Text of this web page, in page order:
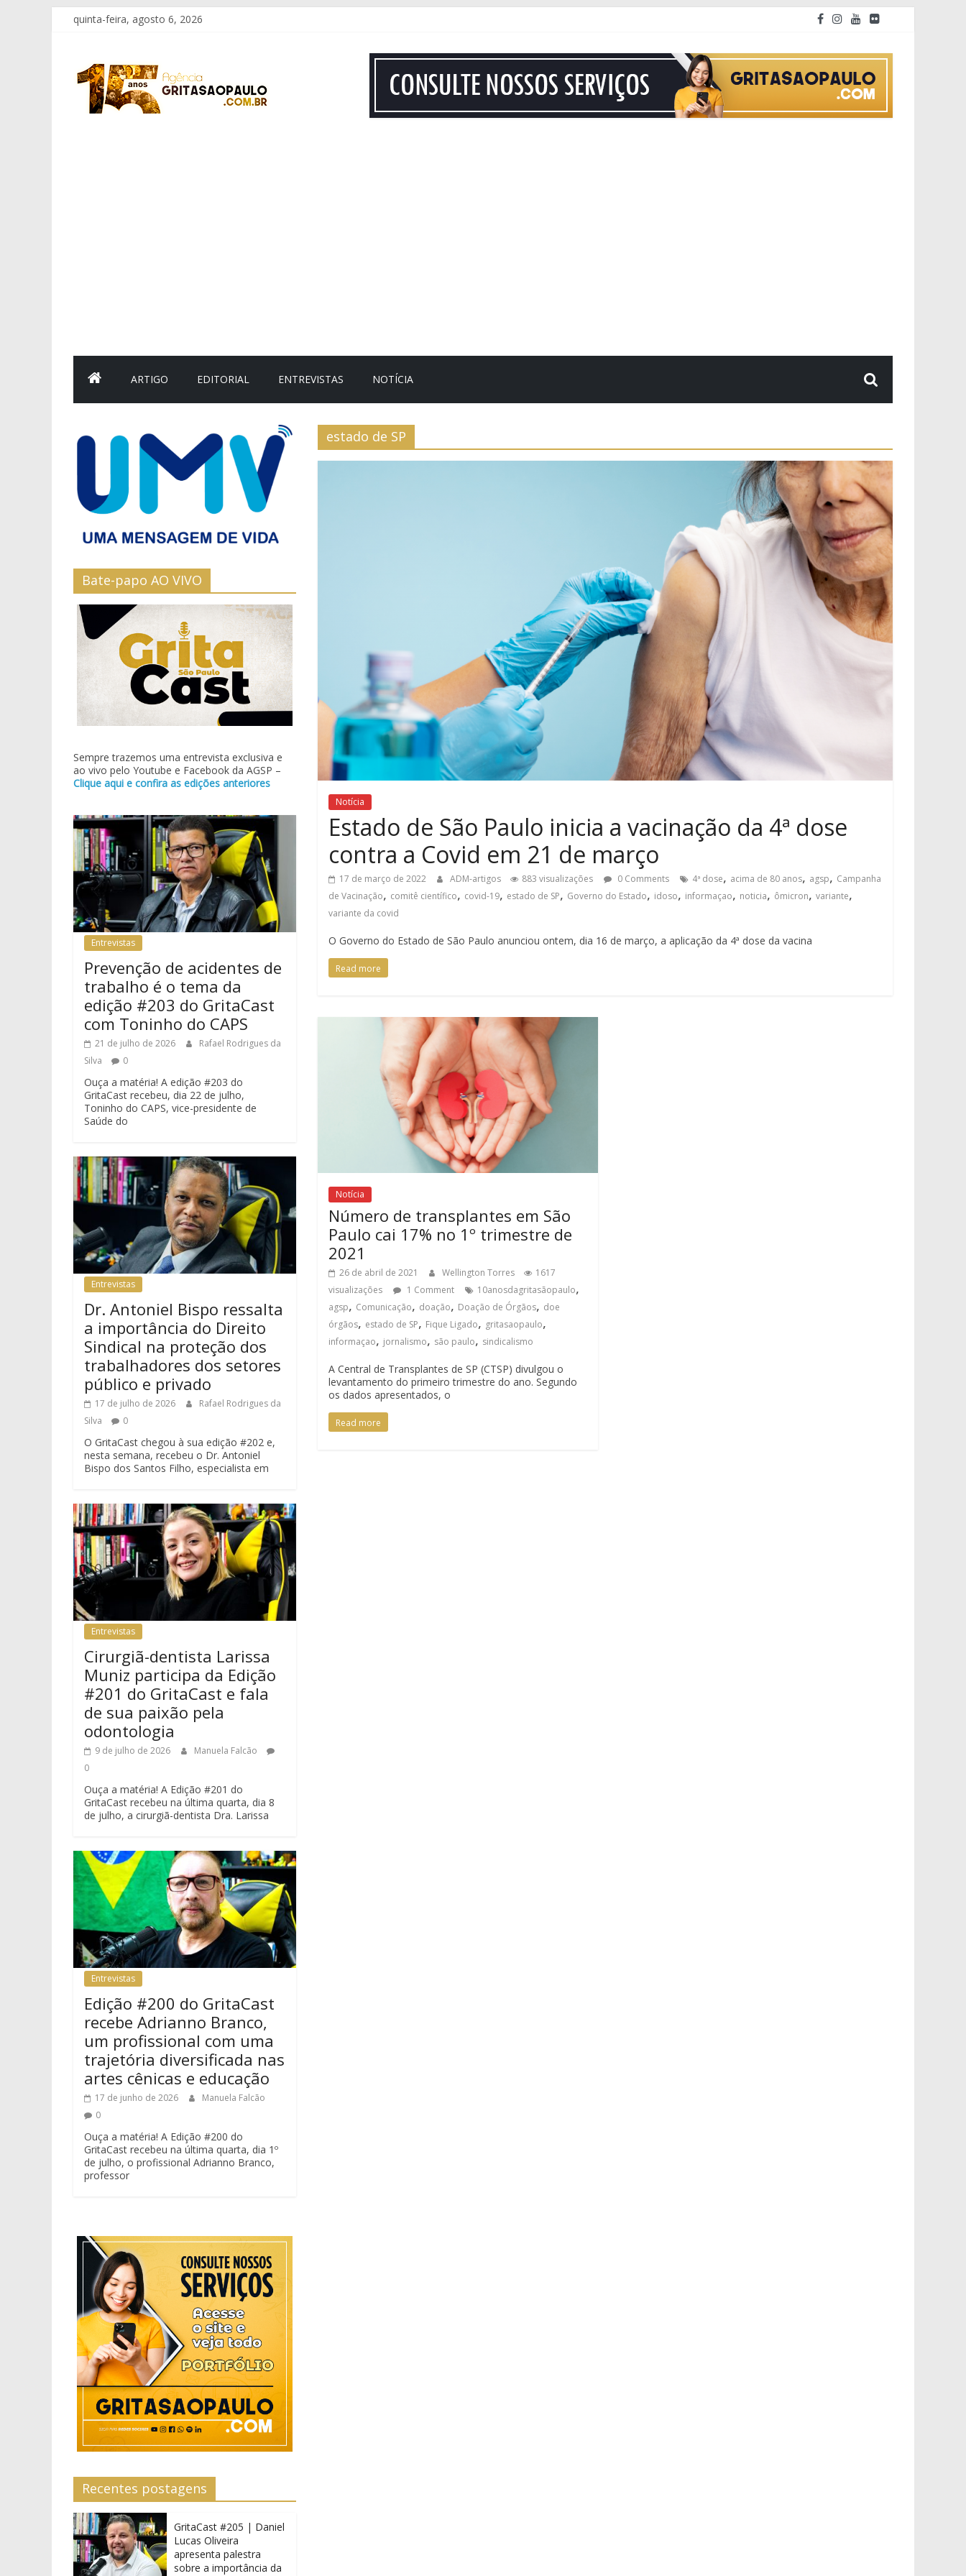
Pular
para
conteúdo
quinta-feira, agosto 6, 2026
Grita
São
ARTIGO EDITORIAL ENTREVISTAS NOTÍCIA
estado de SP
Notícia
Estado de São Paulo inicia a vacinação da 4ª dose
contra a Covid em 21 de março
17 de março de 2022 ADM-artigos 883 visualizações 0 Comments 4ª dose, acima de 80 anos, agsp, Campanha
de Vacinação, comitê científico, covid-19, estado de SP, Governo do Estado, idoso, informaçao, noticia, ômicron, variante,
variante da covid
O Governo do Estado de São Paulo anunciou ontem, dia 16 de março, a aplicação da 4ª dose da vacina
Read more
Notícia
Número de transplantes em São
Paulo cai 17% no 1º trimestre de
2021
26 de abril de 2021 Wellington Torres
1617
visualizações
1 Comment 10anosdagritasãopaulo,
agsp, Comunicação, doação, Doação de Órgãos, doe
órgãos, estado de SP, Fique Ligado, gritasaopaulo,
informaçao, jornalismo, são paulo, sindicalismo
A Central de Transplantes de SP (CTSP) divulgou o
levantamento do primeiro trimestre do ano. Segundo
os dados apresentados, o
Read more
Bate-papo AO VIVO
Sempre trazemos uma entrevista exclusiva e
ao vivo pelo Youtube e Facebook da AGSP –
Clique aqui e confira as edições anteriores
Entrevistas
Prevenção de acidentes de
trabalho é o tema da
edição #203 do GritaCast
com Toninho do CAPS
21 de julho de 2026
Rafael Rodrigues da
Silva
0
Ouça a matéria! A edição #203 do
GritaCast recebeu, dia 22 de julho,
Toninho do CAPS, vice-presidente de
Saúde do
Entrevistas
Dr. Antoniel Bispo ressalta
a importância do Direito
Sindical na proteção dos
trabalhadores dos setores
público e privado
17 de julho de 2026
Rafael Rodrigues da
Silva
0
O GritaCast chegou à sua edição #202 e,
nesta semana, recebeu o Dr. Antoniel
Bispo dos Santos Filho, especialista em
Entrevistas
Cirurgiã-dentista Larissa
Muniz participa da Edição
#201 do GritaCast e fala
de sua paixão pela
odontologia
9 de julho de 2026
Manuela Falcão
0
Ouça a matéria! A Edição #201 do
GritaCast recebeu na última quarta, dia 8
de julho, a cirurgiã-dentista Dra. Larissa
Entrevistas
Edição #200 do GritaCast
recebe Adrianno Branco,
um profissional com uma
trajetória diversificada nas
artes cênicas e educação
17 de junho de 2026
Manuela Falcão
0
Ouça a matéria! A Edição #200 do
GritaCast recebeu na última quarta, dia 1º
de julho, o profissional Adrianno Branco,
professor
Recentes postagens
GritaCast #205 | Daniel
Lucas Oliveira
apresenta palestra
sobre a importância da